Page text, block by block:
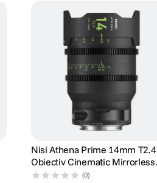
Nisi Athena Prime 14mm T2.4
Obiectiv Cinematic Mirrorless
Montura Sony FE
(0)